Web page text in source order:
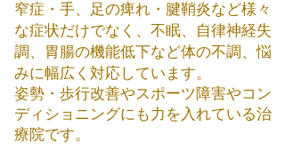
窄症・手、足の痺れ・腱鞘炎など様々
な症状だけでなく、不眠、自律神経失
調、胃腸の機能低下など体の不調、悩
みに幅広く対応しています。
姿勢・歩行改善やスポーツ障害やコン
ディショニング​にも力を入れている治
療院です。